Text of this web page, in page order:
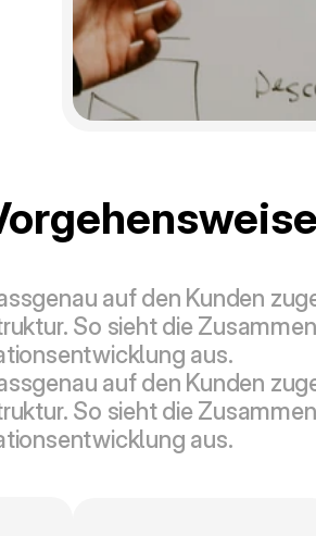
auf den Kunden
So sieht die
aus.
auf den Kunden
So sieht die
aus.